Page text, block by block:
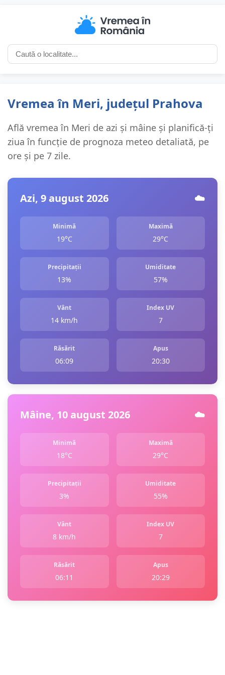
Vremea în Meri, județul Prahova
Află vremea în Meri de azi și mâine și planifică-ți
ziua în funcție de prognoza meteo detaliată, pe
ore și pe 7 zile.
Azi, 9 august 2026 ☁️
Minimă
19°C
Maximă
29°C
Precipitații
13%
Umiditate
57%
Vânt
14 km/h
Index UV
7
Răsărit
06:09
Apus
20:30
Mâine, 10 august 2026 ☁️
Minimă
18°C
Maximă
29°C
Precipitații
3%
Umiditate
55%
Vânt
8 km/h
Index UV
7
Răsărit
06:11
Apus
20:29